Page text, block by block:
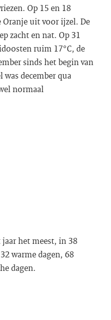
Op 15 en 18
Oranje uit voor ijzel. De
zacht en nat. Op 31
ruim 17°C, de
sinds het begin van
was december qua
normaal
het meest, in 38
warme dagen, 68
dagen.